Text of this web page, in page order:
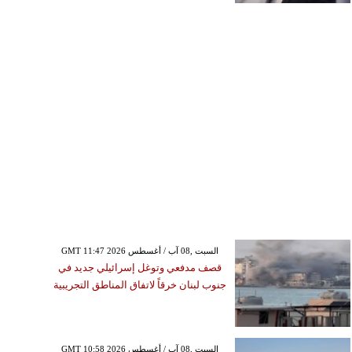
GMT 11:47 2026 السبت ,08 آب / أغسطس
قصف مدفعي وتوغل إسرائيلي جديد في
جنوب لبنان خرقاً لاتفاق المناطق التجريبية
GMT 10:58 2026 السبت ,08 آب / أغسطس